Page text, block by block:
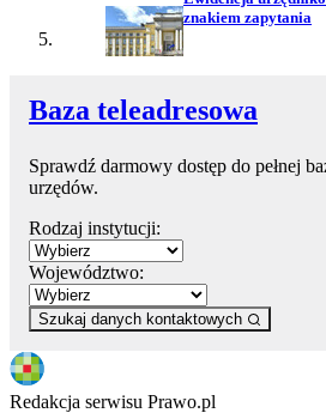
znakiem zapytania
Baza teleadresowa
Sprawdź darmowy dostęp do pełnej
urzędów.
Rodzaj instytucji:
Województwo:
Szukaj danych kontaktowych
Redakcja serwisu Prawo.pl